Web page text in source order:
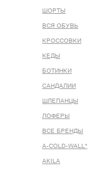
ШОРТЫ
ВСЯ ОБУВЬ
КРОССОВКИ
КЕДЫ
БОТИНКИ
САНДАЛИИ
ШЛЕПАНЦЫ
ЛОФЕРЫ
ВСЕ БРЕНДЫ
A-COLD-WALL*
AKILA